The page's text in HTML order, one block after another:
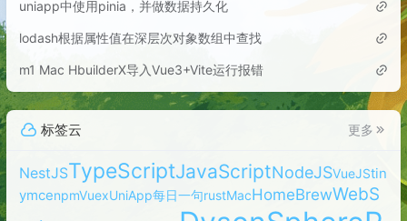
uniapp中使用pinia，并做数据持久化
lodash根据属性值在深层次对象数组中查找
m1 Mac HbuilderX导入Vue3+Vite运行报错
标签云 更多
NestJSTypeScriptJavaScriptNodeJSVueJStin
ymcenpmVuexUniApp每日一句rustMacHomeBrewWebS